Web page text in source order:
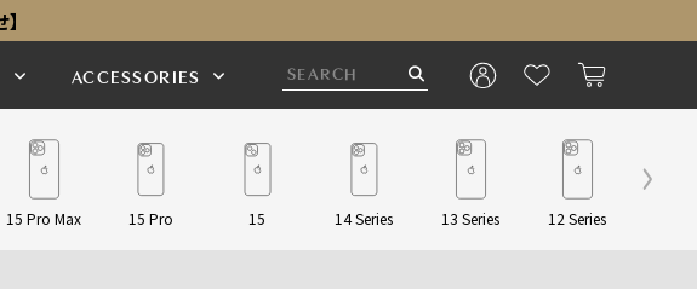
ACCESSORIES
15 Pro Max 15 Pro 15 14 Series 13 Series 12 Series